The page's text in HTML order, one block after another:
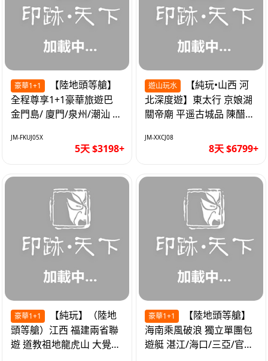
豪華1+1
全程尊享1+1豪華旅遊巴
金門島/ 廈門/泉州/潮汕 無
JM-FKUJ05X
5天 $3198+
遊山玩水
北深度遊】東太行 京娘湖
關帝廟 平遥古城品 陳醋咖
JM-XXCJ08
8天 $6799+
豪華1+1
頭等艙）江西 福建兩省聯
遊 道教祖地龍虎山 大覺山
豪華1+1
海南乘風破浪 獨立單團包
遊艇 湛江/海口/三亞/官塘/